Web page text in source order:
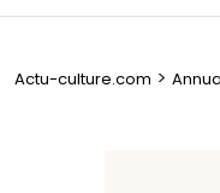
Actu-culture.com >